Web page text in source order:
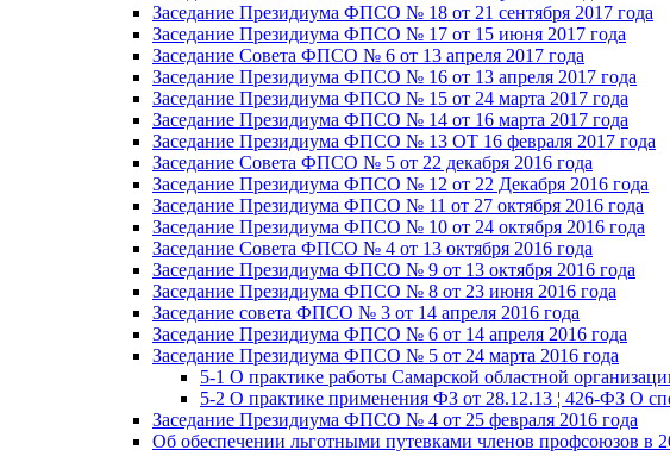
Заседание Президиума ФПСО № 18 от 21 сентября 2017 года
Заседание Президиума ФПСО № 17 от 15 июня 2017 года
Заседание Совета ФПСО № 6 от 13 апреля 2017 года
Заседание Президиума ФПСО № 16 от 13 апреля 2017 года
Заседание Президиума ФПСО № 15 от 24 марта 2017 года
Заседание Президиума ФПСО № 14 от 16 марта 2017 года
Заседание Президиума ФПСО № 13 ОТ 16 февраля 2017 года
Заседание Совета ФПСО № 5 от 22 декабря 2016 года
Заседание Президиума ФПСО № 12 от 22 Декабря 2016 года
Заседание Президиума ФПСО № 11 от 27 октября 2016 года
Заседание Президиума ФПСО № 10 от 24 октября 2016 года
Заседание Совета ФПСО № 4 от 13 октября 2016 года
Заседание Президиума ФПСО № 9 от 13 октября 2016 года
Заседание Президиума ФПСО № 8 от 23 июня 2016 года
Заседание совета ФПСО № 3 от 14 апреля 2016 года
Заседание Президиума ФПСО № 6 от 14 апреля 2016 года
Заседание Президиума ФПСО № 5 от 24 марта 2016 года
5-1 О практике работы Самарской областной
5-2 О практике применения ФЗ от 28.12.13 ¦ 426-ФЗ О
Заседание Президиума ФПСО № 4 от 25 февраля 2016 года
Об обеспечении льготными путевками членов профсоюзов в